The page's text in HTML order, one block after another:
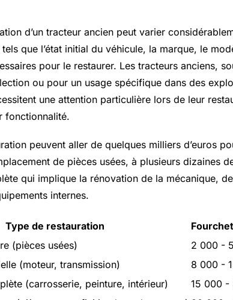
d’un tracteur ancien peut varier
que l’état initial du véhicule, la marque, le
pour le restaurer. Les tracteurs anciens,
ou pour un usage spécifique dans des
une attention particulière lors de leur
fonctionnalité.
peuvent aller de quelques milliers d’euros
de pièces usées, à plusieurs dizaines
qui implique la rénovation de la mécanique,
internes.
Type de restauration
(pièces usées)
2 000 -
(moteur, transmission)
8 000 -
(carrosserie, peinture, intérieur)
15 000 -